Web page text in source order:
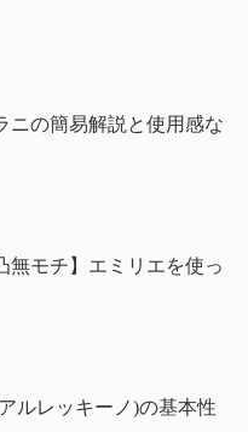
の簡易解説と使用感な
モチ】エミリエを使っ
ルレッキーノ)の基本性